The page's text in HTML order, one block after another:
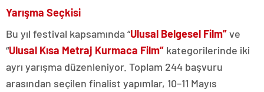
Yarışma Seçkisi
Bu yıl festival kapsamında “Ulusal Belgesel Film”ve
“Ulusal Kısa Metraj Kurmaca Film” kategorilerinde iki
ayrı yarışma düzenleniyor. Toplam 244 başvuru
arasından seçilen finalist yapımlar, 10–11 Mayıs